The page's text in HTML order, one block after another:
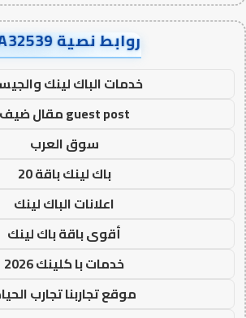
روابط نصية AA32539
خدمات الباك لينك
guest post مقال ضيف
سوق العرب
باك لينك باقة 20
اعلانات الباك لينك
أقوى باقة باك لينك
خدمات با كلينك 2026
موقع تجاربنا تجارب